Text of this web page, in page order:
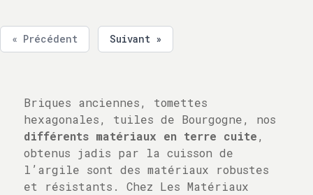
« Précédent Suivant »
Briques anciennes, tomettes
hexagonales, tuiles de Bourgogne, nos
différents matériaux en terre cuite,
obtenus jadis par la cuisson de
l’argile sont des matériaux robustes
et résistants. Chez Les Matériaux